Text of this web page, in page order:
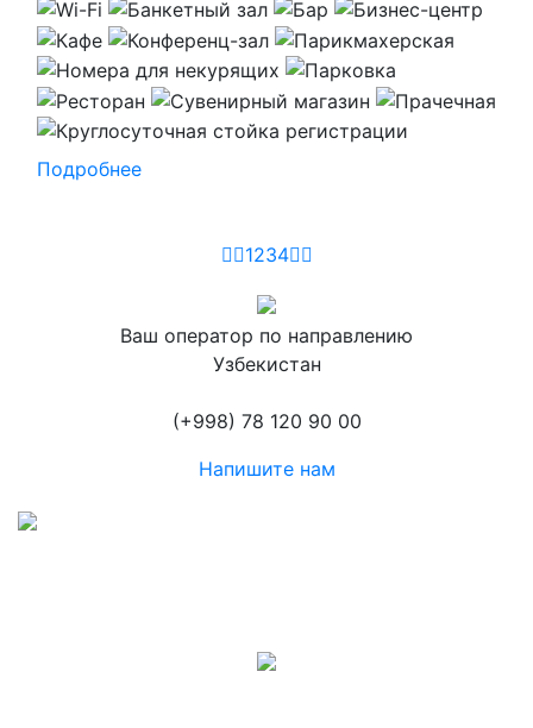
Подробнее
1234
Ваш оператор по направлению
Узбекистан
(+998) 78 120 90 00
Напишите нам